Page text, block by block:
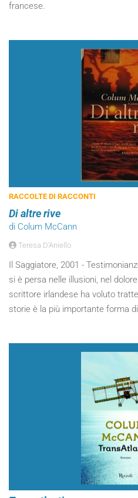
francese.
RACCOLTE DI RACCONTI
Di altre rive
di Colum McCann
Teresa D'Aniello
Il Saggiatore, 2001 -
si è persa nelle illusioni, nel
scrittore irlandese ha voluto
storie è la più importante forma